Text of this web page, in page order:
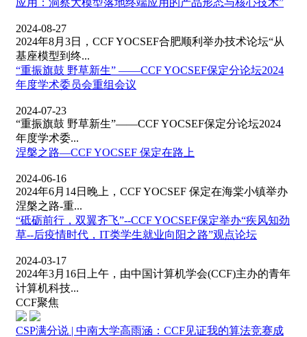
应用：洞察大模型落地终端应用的产品形态与核心技术”
2024-08-27
2024年8月3日，CCF YOCSEF合肥顺利举办技术论坛“从
基座模型到终...
“重振旗鼓 野草新生” ——CCF YOCSEF保定分论坛2024
年度学术委员会重组会议
2024-07-23
“重振旗鼓 野草新生”——CCF YOCSEF保定分论坛2024
年度学术委...
涅槃之路—CCF YOCSEF 保定在路上
2024-06-16
2024年6月14日晚上，CCF YOCSEF 保定在海棠小镇举办
涅槃之路-重...
“砥砺前行，双翼齐飞”--CCF YOCSEF保定举办“疾风知劲
草--后疫情时代，IT类学生就业向阳之路”观点论坛
2024-03-17
2024年3月16日上午，由中国计算机学会(CCF)主办的青年
计算机科技...
CCF聚焦
CSP满分说 | 中南大学高雨涵：CCF见证我的算法竞赛成